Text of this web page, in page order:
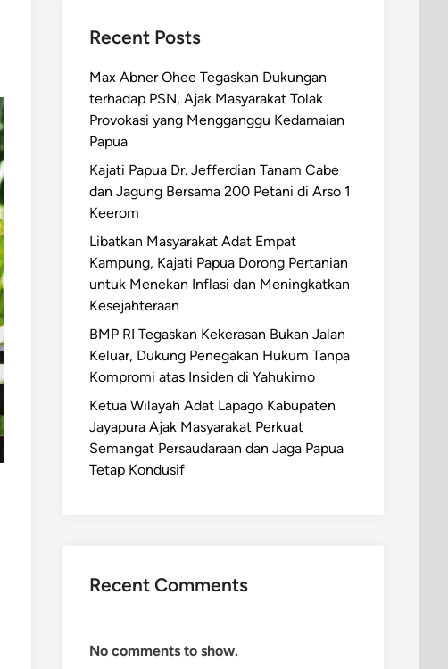
Recent Posts
Max Abner Ohee Tegaskan Dukungan
terhadap PSN, Ajak Masyarakat Tolak
Provokasi yang Mengganggu Kedamaian
Papua
Kajati Papua Dr. Jefferdian Tanam Cabe
dan Jagung Bersama 200 Petani di Arso 1
Keerom
Libatkan Masyarakat Adat Empat
Kampung, Kajati Papua Dorong Pertanian
untuk Menekan Inflasi dan Meningkatkan
Kesejahteraan
BMP RI Tegaskan Kekerasan Bukan Jalan
Keluar, Dukung Penegakan Hukum Tanpa
Kompromi atas Insiden di Yahukimo
Ketua Wilayah Adat Lapago Kabupaten
Jayapura Ajak Masyarakat Perkuat
Semangat Persaudaraan dan Jaga Papua
Tetap Kondusif
Recent Comments
No comments to show.